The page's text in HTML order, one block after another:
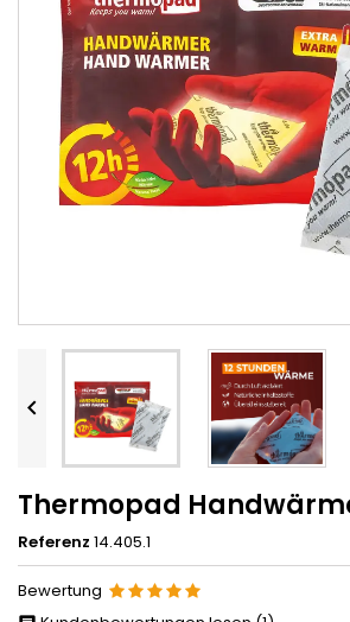

Thermopad
Referenz 14.405.1
Bewertung